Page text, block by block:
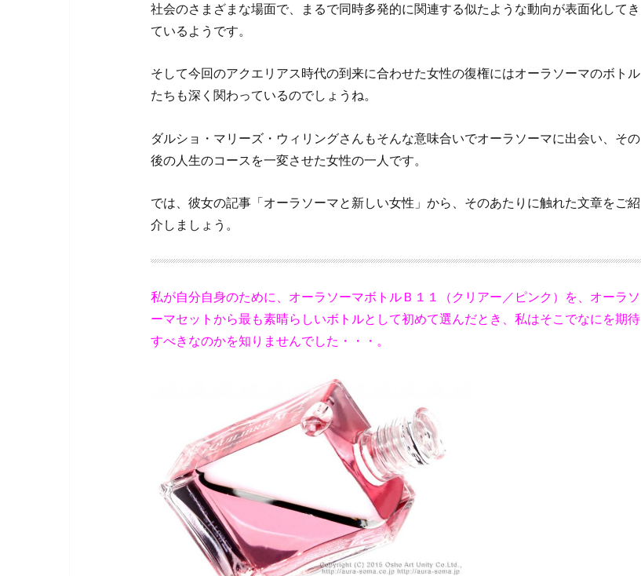
社会のさまざまな場面で、まるで同時多発的に関連する似たような動向が表面化してき
ているようです。
そして今回のアクエリアス時代の到来に合わせた女性の復権にはオーラソーマのボトル
たちも深く関わっているのでしょうね。
ダルショ・マリーズ・ウィリングさんもそんな意味合いでオーラソーマに出会い、その
後の人生のコースを一変させた女性の一人です。
では、彼女の記事「オーラソーマと新しい女性」から、そのあたりに触れた文章をご紹
介しましょう。
私が自分自身のために、オーラソーマボトルＢ１１（クリアー／ピンク）を、オーラ ソ
ーマセットから最も素晴らしいボトルとして初めて選んだとき、私はそこでなにを期待
すべきなのかを知りませんでした・・・。